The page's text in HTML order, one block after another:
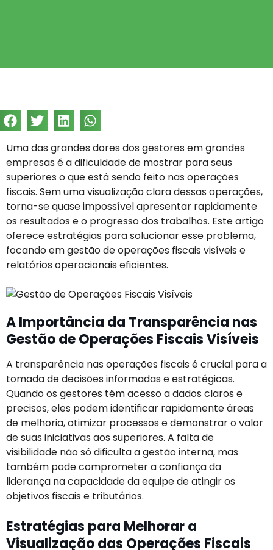
Uma das grandes dores dos gestores em grandes
empresas é a dificuldade de mostrar para seus
superiores o que está sendo feito nas operações
fiscais. Sem uma visualização clara dessas operações,
torna-se quase impossível apresentar rapidamente
os resultados e o progresso dos trabalhos. Este artigo
oferece estratégias para solucionar esse problema,
focando em gestão de operações fiscais visíveis e
relatórios operacionais eficientes.
A Importância da Transparência nas
Gestão de Operações Fiscais Visíveis
A transparência nas operações fiscais é crucial para a
tomada de decisões informadas e estratégicas.
Quando os gestores têm acesso a dados claros e
precisos, eles podem identificar rapidamente áreas
de melhoria, otimizar processos e demonstrar o valor
de suas iniciativas aos superiores. A falta de
visibilidade não só dificulta a gestão interna, mas
também pode comprometer a confiança da
liderança na capacidade da equipe de atingir os
objetivos fiscais e tributários.
Estratégias para Melhorar a
Visualização das Operações Fiscais